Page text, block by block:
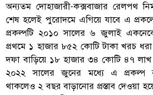
অন্যতম দোহাজারী-কক্সবাজার রেলপথ
শেষ হলেই পুরোদমে এগিয়ে যাবে এ
প্রকল্পটি ২০১০ সালের ৬ জুলাই
প্রথমে ১ হাজার ৮৫২ কোটি টাকা খরচ
দফা বাড়িয়ে ১৮ হাজার ৩৪ কোটি ৪৭ লাখ
২০২২ সালের জুনের মধ্যে এ প্রকল্প
থাকলেও ২ বছর বাড়ানোর প্রস্তাব দেওয়া